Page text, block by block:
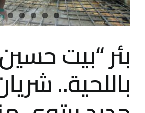
بئر “بيت
باللحية..